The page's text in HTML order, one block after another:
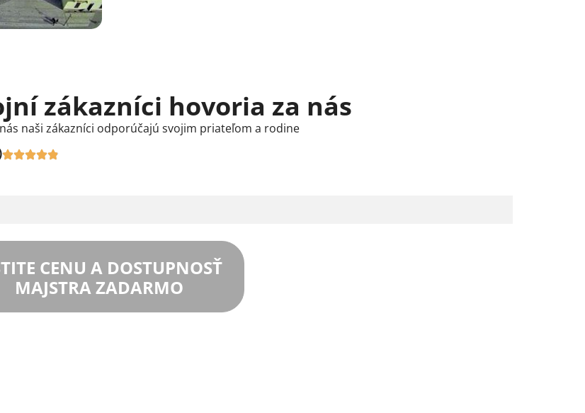
zákazníci hovoria za nás
naši zákazníci odporúčajú svojim priateľom a rodine
CENU A DOSTUPNOSŤ
MAJSTRA ZADARMO